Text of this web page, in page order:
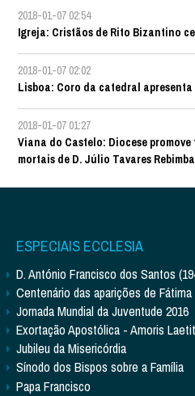
2018-01-07 02:54
Igreja: Cristãos de Rito Bizantino
2018-01-07 02:02
Lisboa: Coro da catedral
2018-01-07 01:27
Viana do Castelo: Diocese
mortais de D. Júlio Tavares
ESPECIAIS ECCLESIA
D. António Francisco dos Santos
Centenário das aparições de Fátima
Jornada Mundial da Juventude 2016
Exortação Apostólica - Amoris
Jubileu da Misericórdia
Sínodo dos Bispos sobre a Família
Papa Francisco